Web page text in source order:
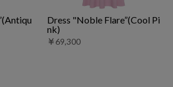
Dress "Noble Flare”(Cool Pi
nk)
￥69,300